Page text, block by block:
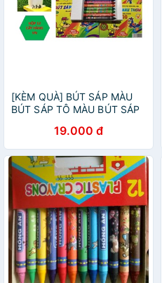
[KÈM QUÀ] BÚT SÁP MÀU
BÚT SÁP TÔ MÀU BÚT SÁP
TẬP TÔ HÀNG VN
19.000 đ